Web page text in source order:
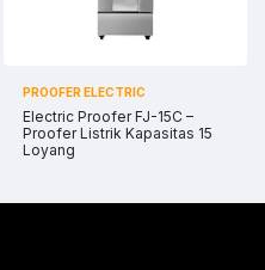
PROOFER ELECTRIC
Electric Proofer FJ-15C –
Proofer Listrik Kapasitas 15
Loyang